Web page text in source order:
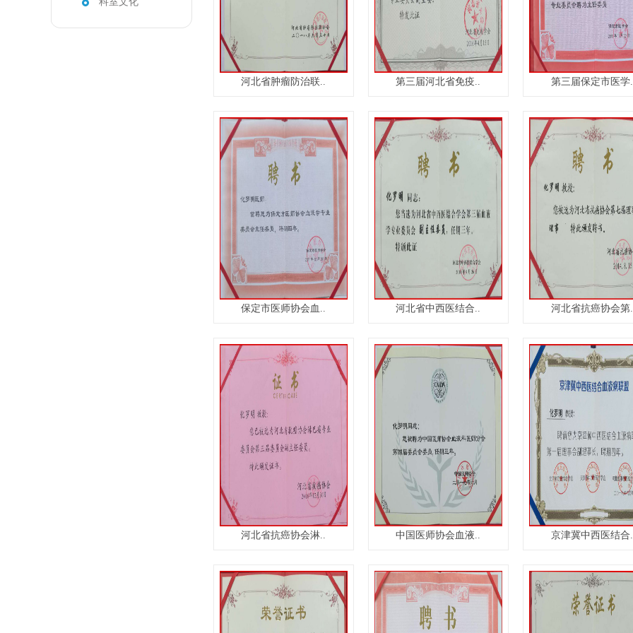
河北省肿瘤防治联.. 第三届河北省免疫.. 第三届保定市医学
保定市医师协会血.. 河北省中西医结合.. 河北省抗癌协会第
河北省抗癌协会淋.. 中国医师协会血液.. 京津冀中西医结合